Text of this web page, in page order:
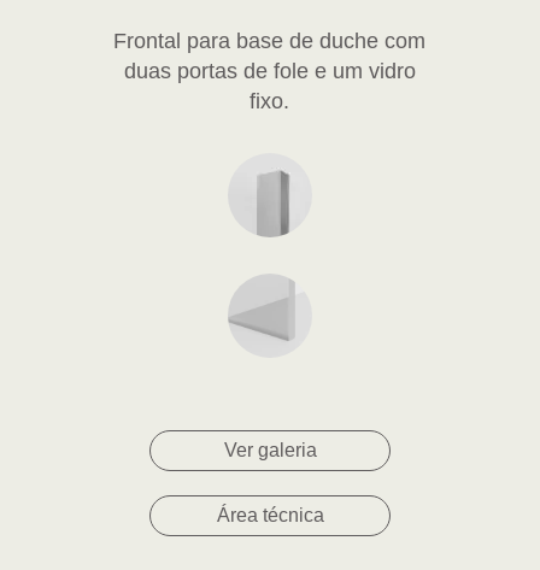
Frontal para base de duche com
duas portas de fole e um vidro
fixo.
Ver galeria
Área técnica